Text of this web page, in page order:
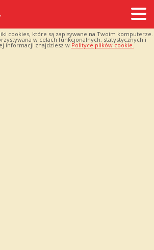
cookies, które są zapisywane na Twoim komputerze.
w celach funkcjonalnych, statystycznych i
informacji znajdziesz w Polityce plików cookie.